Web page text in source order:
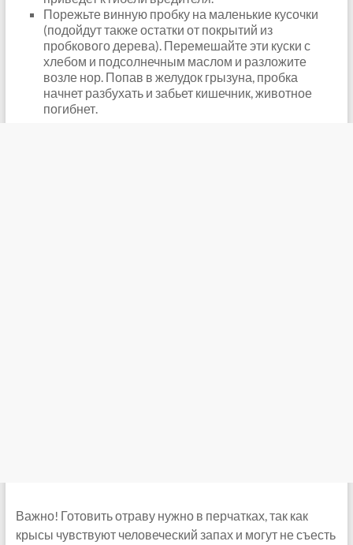
Порежьте винную пробку на маленькие кусочки
(подойдут также остатки от покрытий из
пробкового дерева). Перемешайте эти куски с
хлебом и подсолнечным маслом и разложите
возле нор. Попав в желудок грызуна, пробка
начнет разбухать и забьет кишечник, животное
погибнет.
Важно! Готовить отраву нужно в перчатках, так как
крысы чувствуют человеческий запах и могут не съесть